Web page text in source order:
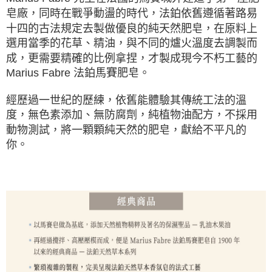
皂廠，同時在戰爭動盪的時代，法鉑依舊遵循著路易
十四的古法規定去製做優良的純天然肥皂，在原料上
選用當季的花草、精油，與不同的爐火溫度去調製而
成，更需要精確的比例拿捏，才製成現今不朽工藝的
Marius Fabre 法鉑馬賽肥皂。
經歷過一世紀的歷練，依舊能體驗其傳統工法的溫
度，無色素添加、無防腐劑，純植物油配方，不採用
動物測試，將一顆顆純天然的肥皂，獻給不平凡的
你。